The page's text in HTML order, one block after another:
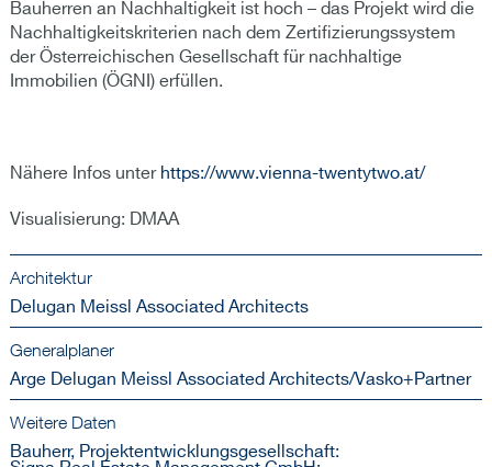
Bauherren an Nachhaltigkeit ist hoch – das Projekt wird die
Nachhaltigkeitskriterien nach dem Zertifizierungssystem
der Österreichischen Gesellschaft für nachhaltige
Immobilien (ÖGNI) erfüllen.
Nähere Infos unter https://www.vienna-twentytwo.at/
Visualisierung: DMAA
Architektur
Delugan Meissl Associated Architects
Generalplaner
Arge Delugan Meissl Associated Architects/Vasko+Partner
Weitere Daten
Bauherr, Projektentwicklungsgesellschaft: